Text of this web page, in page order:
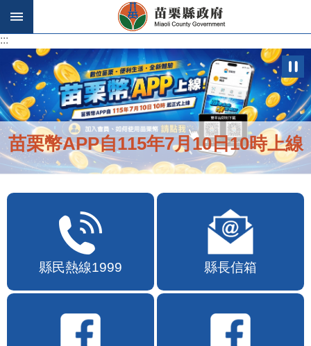
跳到主要內容區塊
:::
苗栗幣APP自115年7月10日10時上線
縣民熱線1999 縣長信箱